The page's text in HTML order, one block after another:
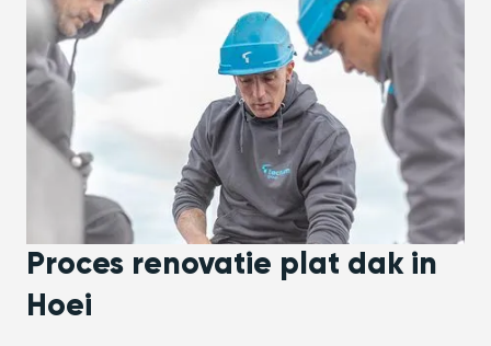
Proces renovatie plat dak in
Hoei